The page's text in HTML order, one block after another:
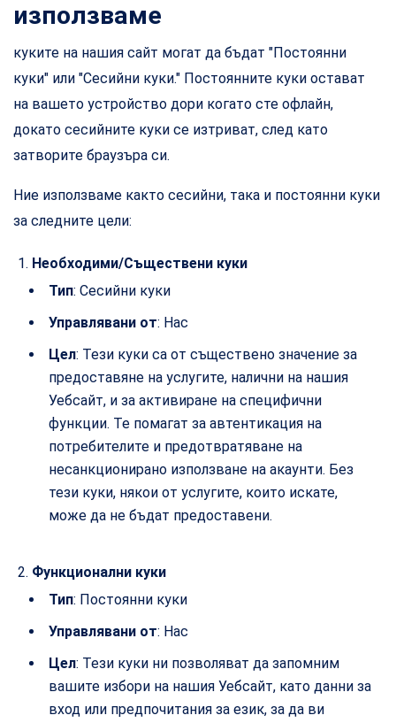
използваме
куките на нашия сайт могат да бъдат "Постоянни
куки" или "Сесийни куки." Постоянните куки остават
на вашето устройство дори когато сте офлайн,
докато сесийните куки се изтриват, след като
затворите браузъра си.
Ние използваме както сесийни, така и постоянни куки
за следните цели:
Необходими/Съществени куки
Тип: Сесийни куки
Управлявани от: Нас
Цел: Тези куки са от съществено значение за
предоставяне на услугите, налични на нашия
Уебсайт, и за активиране на специфични
функции. Те помагат за автентикация на
потребителите и предотвратяване на
несанкционирано използване на акаунти. Без
тези куки, някои от услугите, които искате,
може да не бъдат предоставени.
Функционални куки
Тип: Постоянни куки
Управлявани от: Нас
Цел: Тези куки ни позволяват да запомним
вашите избори на нашия Уебсайт, като данни за
вход или предпочитания за език, за да ви